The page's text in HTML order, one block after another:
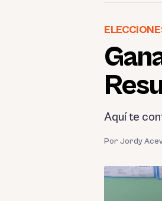
Aquí te
Por Jordy